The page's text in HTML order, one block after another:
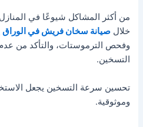
من أكثر المشاكل شيوعًا في
خلالصيانة سخان فريش في الوراق
وفحص الترموستات، والتأكد من
التسخين.
تحسين سرعة التسخين يجعل
وموثوقية.